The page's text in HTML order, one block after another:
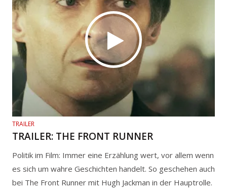
TRAILER
TRAILER: THE FRONT RUNNER
Politik im Film: Immer eine Erzählung wert, vor allem wenn
es sich um wahre Geschichten handelt. So geschehen auch
bei The Front Runner mit Hugh Jackman in der Hauptrolle.